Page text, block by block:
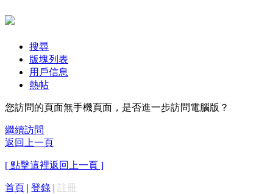
搜尋
版塊列表
用戶信息
熱帖
您訪問的頁面無手機頁面，是否進一步訪問電腦版？
繼續訪問
返回上一頁
[ 點擊這裡返回上一頁 ]
首頁 | 登錄 | 註冊